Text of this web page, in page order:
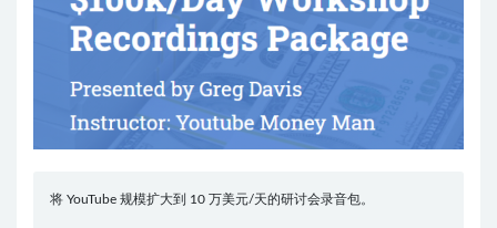
将 YouTube 规模扩大到 10 万美元/天的研讨会录音包。